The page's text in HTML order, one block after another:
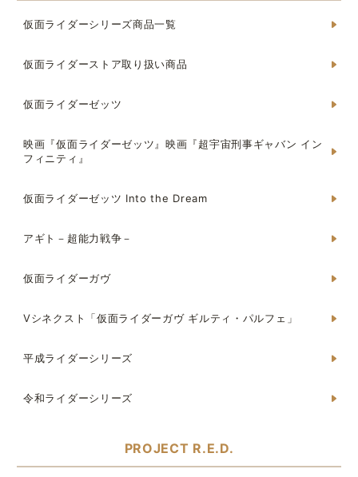
仮面ライダーシリーズ商品一覧
仮面ライダーストア取り扱い商品
仮面ライダーゼッツ
映画『仮面ライダーゼッツ』映画『超宇宙刑事ギャバン イン
フィニティ』
仮面ライダーゼッツ Into the Dream
アギト－超能力戦争－
仮面ライダーガヴ
Vシネクスト「仮面ライダーガヴ ギルティ・パルフェ」
平成ライダーシリーズ
令和ライダーシリーズ
PROJECT R.E.D.